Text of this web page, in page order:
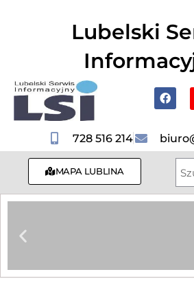
Lubelski
728 516 214
MAPA LUBLINA